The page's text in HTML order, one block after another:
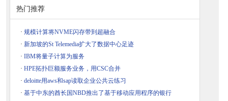
热门推荐
· 规模计算将NVME闪存带到超融合
· 新加坡的St Telemedia扩大了数据中心足迹
· IBM将量子计算为服务
· HPE拓扑巨额服务业务，用CSC合并
· deloitte用aws和sap读取企业公共云练习
· 基于中东的酋长国NBD推出了基于移动应用程序的银行